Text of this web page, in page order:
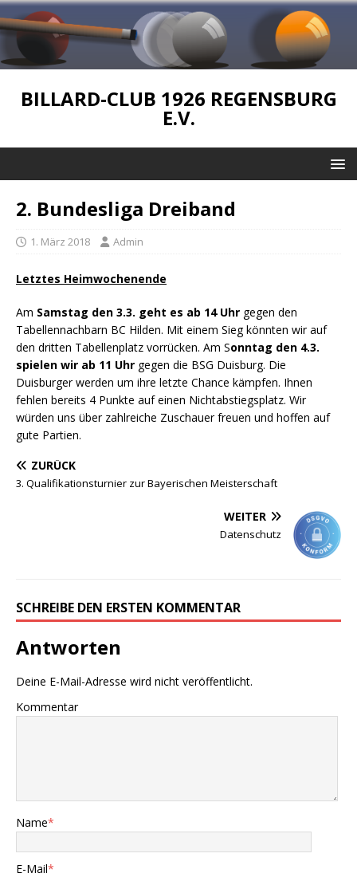
BILLARD-CLUB 1926 REGENSBURG
E.V.
2. Bundesliga Dreiband
1. März 2018 Admin
Letztes Heimwochenende
Am Samstag den 3.3. geht es ab 14 Uhr gegen den
Tabellennachbarn BC Hilden. Mit einem Sieg könnten wir auf
den dritten Tabellenplatz vorrücken. Am Sonntag den 4.3.
spielen wir ab 11 Uhr gegen die BSG Duisburg. Die
Duisburger werden um ihre letzte Chance kämpfen. Ihnen
fehlen bereits 4 Punkte auf einen Nichtabstiegsplatz. Wir
würden uns über zahlreiche Zuschauer freuen und hoffen auf
gute Partien.
ZURÜCK
3. Qualifikationsturnier zur Bayerischen Meisterschaft
WEITER
Datenschutz
SCHREIBE DEN ERSTEN KOMMENTAR
Antworten
Deine E-Mail-Adresse wird nicht veröffentlicht.
Kommentar
Name*
E-Mail*